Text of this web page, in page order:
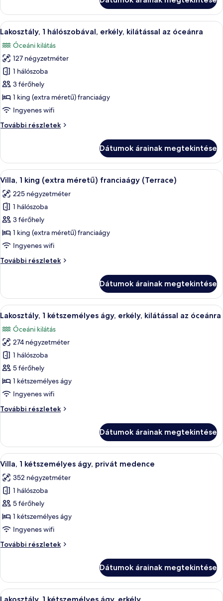
(View)
(nagyméretű)
franciaágy,
erkély
további
részletei
A
következő
szoba
összes
képének
megtekintése:
Lakosztály,
1
hálószobával,
erkély,
óceánra
Egy modern szállodai szoba,
8
Lakosztály, 1 hálószobával, erkély, kilátással az óceánra
Óceáni kilátás
127 négyzetméter
1 hálószoba
3 férőhely
1 king (extra méretű) franciaágy
Ingyenes wifi
További részletek
Lakosztály,
kilátással
az
óceánra
részletei
Dátumok árainak megtekintése
A
következő
szoba
összes
képének
megtekintése:
Villa,
king
franciaágy
(Terrace)
Villa, 1 king (extra méretű) franciaágy
6
Villa, 1 king (extra méretű) franciaágy (Terrace)
225 négyzetméter
1 hálószoba
3 férőhely
1 king (extra méretű) franciaágy
Ingyenes wifi
További részletek
Villa,
méretű)
franciaágy
(Terrace)
részletei
Dátumok árainak megtekintése
A
következő
szoba
összes
képének
megtekintése:
Lakosztály,
1
kétszemélyes
ágy,
az
óceánra
Egy modern szállodai szoba,
6
Lakosztály, 1 kétszemélyes ágy, erkély, kilátással az óceánra
Óceáni kilátás
274 négyzetméter
1 hálószoba
5 férőhely
1 kétszemélyes ágy
Ingyenes wifi
További részletek
Lakosztály,
erkély,
kilátással
az
további
részletei
Dátumok árainak megtekintése
A
következő
szoba
összes
képének
megtekintése:
Villa,
kétszemélyes
medence
Egy modern medencekörnyék,
11
Villa, 1 kétszemélyes ágy, privát medence
352 négyzetméter
1 hálószoba
5 férőhely
1 kétszemélyes ágy
Ingyenes wifi
További részletek
Villa,
privát
medence
további
Dátumok árainak megtekintése
A
Egy modern hálószoba, melyben
9
Lakosztály, 1 kétszemélyes ágy, erkély